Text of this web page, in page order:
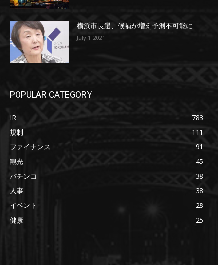
横浜市長選、候補が増え予測不可能に
July 1, 2021
POPULAR CATEGORY
IR
783
規制
111
ファイナンス
91
観光
45
パチンコ
38
人事
38
イベント
28
健康
25